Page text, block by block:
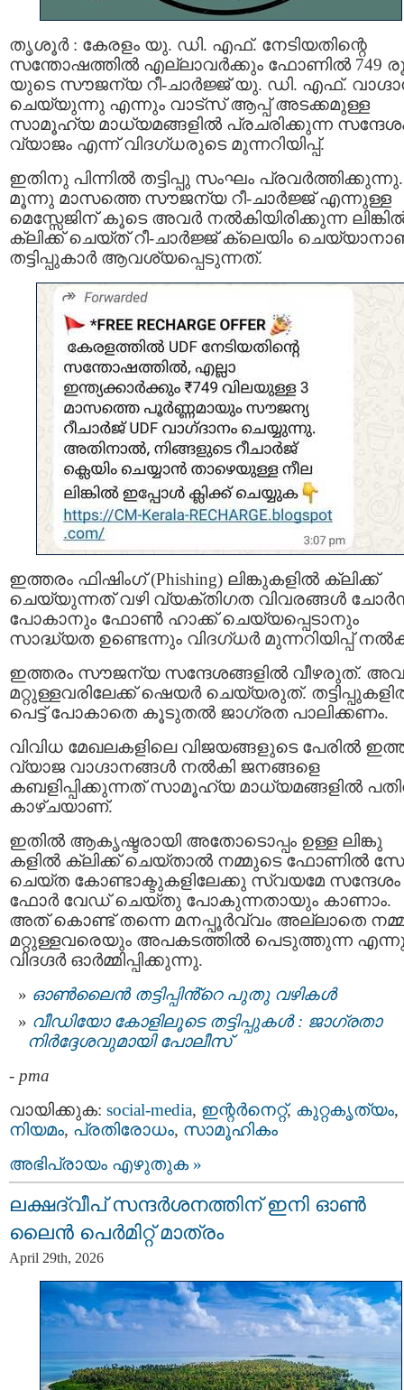
തൃശൂർ : കേരളം യു. ഡി. എഫ്. നേടിയതിന്റെ
സന്തോഷത്തിൽ എല്ലാവര്‍ക്കും ഫോണിൽ 749
യുടെ സൗജന്യ റീ-ചാർജ്ജ് യു. ഡി. എഫ്.
ചെയ്യുന്നു എന്നും വാട്സ് ആപ്പ് അടക്കമുള്ള
സാമൂഹ്യ മാധ്യമങ്ങളില്‍ പ്രചരിക്കുന്ന
വ്യാജം എന്ന് വിദഗ്ധരുടെ മുന്നറിയിപ്പ്.
ഇതിനു പിന്നിൽ തട്ടിപ്പു സംഘം പ്രവർത്തിക്കുന്നു.
മൂന്നു മാസത്തെ സൗജന്യ റീ-ചാർജ്ജ് എന്നുള്ള
മെസ്സേജിന് കൂടെ അവർ നല്‍കിയിരിക്കുന്ന
ക്ലിക്ക് ചെയ്ത് റീ-ചാർജ്ജ് ക്ലെയിം
തട്ടിപ്പുകാര്‍ ആവശ്യപ്പെടുന്നത്.
ഇത്തരം ഫിഷിംഗ് (Phishing) ലിങ്കുകളില്‍ ക്ലിക്ക്
ചെയ്യുന്നത് വഴി വ്യക്തിഗത വിവരങ്ങള്‍
പോകാനും ഫോൺ ഹാക്ക് ചെയ്യപ്പെടാനും
സാദ്ധ്യത ഉണ്ടെന്നും വിദഗ്ധര്‍ മുന്നറിയിപ്പ്
ഇത്തരം സൗജന്യ സന്ദേശങ്ങളില്‍ വീഴരുത്. അവ
മറ്റുള്ളവരിലേക്ക് ഷെയര്‍ ചെയ്യരുത്.
പെട്ട് പോകാതെ കൂടുതൽ ജാഗ്രത പാലിക്കണം.
വിവിധ മേഖലകളിലെ വിജയങ്ങളുടെ പേരില്‍
വ്യാജ വാഗ്ദാനങ്ങള്‍ നല്‍കി ജനങ്ങളെ
കബളിപ്പിക്കുന്നത് സാമൂഹ്യ മാധ്യമങ്ങളിൽ
കാഴ്ചയാണ്.
ഇതിൽ ആകൃഷ്ടരായി അതോടൊപ്പം ഉള്ള ലിങ്കു
കളിൽ ക്ലിക്ക് ചെയ്‌താൽ നമ്മുടെ ഫോണിൽ
ചെയ്ത കോണ്ടാക്ടുകളിലേക്കു സ്വയമേ സന്ദേശം
ഫോർ വേഡ് ചെയ്തു പോകുന്നതായും കാണാം.
അത് കൊണ്ട് തന്നെ മനപ്പൂർവ്വം അല്ലാതെ
മറ്റുള്ളവരെയും അപകടത്തിൽ പെടുത്തുന്ന
വിദഗ്ദർ ഓർമ്മിപ്പിക്കുന്നു.
ഓണ്‍ലൈന്‍ തട്ടിപ്പിൻ്റെ പുതു വഴികള്‍
വീഡിയോ കോളിലൂടെ തട്ടിപ്പുകൾ : ജാഗ്രതാ
നിർദ്ദേശവുമായി പോലീസ്
- pma
വായിക്കുക: social-media, ഇന്റര്‍നെറ്റ്‌, കുറ്റകൃത്യം,
നിയമം, പ്രതിരോധം, സാമൂഹികം
അഭിപ്രായം എഴുതുക »
ലക്ഷദ്വീപ് സന്ദർശനത്തിന് ഇനി ഓൺ
ലൈൻ പെർമിറ്റ് മാത്രം
April 29th, 2026